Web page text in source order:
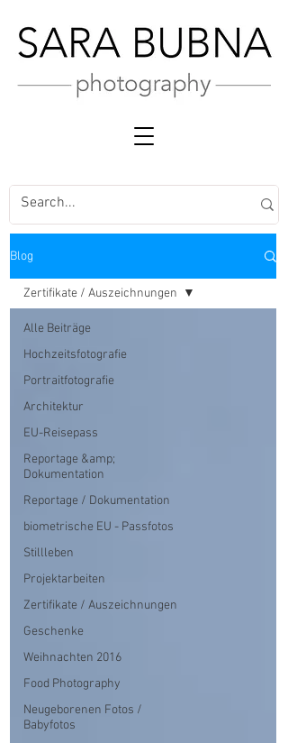
Blog
Alle Beiträge
Hochzeitsfotografie
Portraitfotografie
Architektur
EU-Reisepass
Reportage &amp;
Dokumentation
Reportage / Dokumentation
biometrische EU - Passfotos
Stillleben
Projektarbeiten
Zertifikate / Auszeichnungen
Geschenke
Weihnachten 2016
Food Photography
Neugeborenen Fotos /
Babyfotos
Zertifikate / Auszeichnungen